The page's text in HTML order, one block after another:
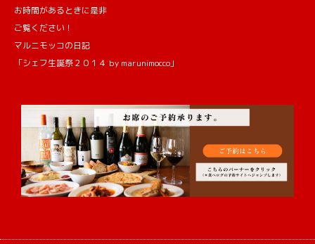
お時間があるときに是非
ご覧ください！
マルニモッコの日記
「シェフ生誕祭２０１４ by marunimocco」